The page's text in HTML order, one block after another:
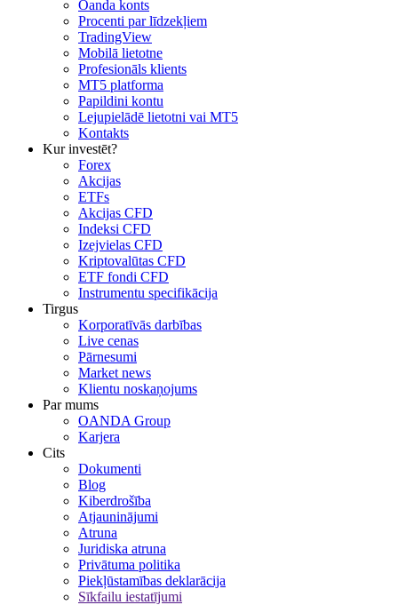
Oanda konts
Procenti par līdzekļiem
TradingView
Mobilā lietotne
Profesionāls klients
MT5 platforma
Papildini kontu
Lejupielādē lietotni vai MT5
Kontakts
Kur investēt?
Forex
Akcijas
ETFs
Akcijas CFD
Indeksi CFD
Izejvielas CFD
Kriptovalūtas CFD
ETF fondi CFD
Instrumentu specifikācija
Tirgus
Korporatīvās darbības
Live cenas
Pārnesumi
Market news
Klientu noskaņojums
Par mums
OANDA Group
Karjera
Cits
Dokumenti
Blog
Kiberdrošība
Atjauninājumi
Atruna
Juridiska atruna
Privātuma politika
Piekļūstamības deklarācija
Sīkfailu iestatījumi